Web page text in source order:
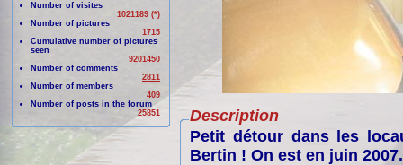
Number of visites
1021189 (*)
Number of pictures
1715
Cumulative number of pictures
seen
9201450
Number of comments
2811
Number of members
409
Number of posts in the forum
25851
Description
Petit détour dans les
Bertin ! On est en juin 2007.